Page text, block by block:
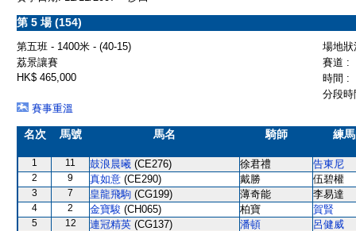
第 5 場 (154)
第五班 - 1400米 - (40-15)
場地
荔景讓賽
賽道 :
HK$ 465,000
時間 :
分段
賽事重溫
名次 馬號 馬名 騎師 練
1 11 鼓浪晨曦 (CE276) 徐君禮 告東尼
2 9 真如意 (CE290) 戴勝 伍碧權
3 7 皇龍飛駒 (CG199) 薄奇能 李易達
4 2 金寶駿 (CH065) 柏寶 賀賢
5 12 連冠精英 (CG137) 潘頓 呂健威